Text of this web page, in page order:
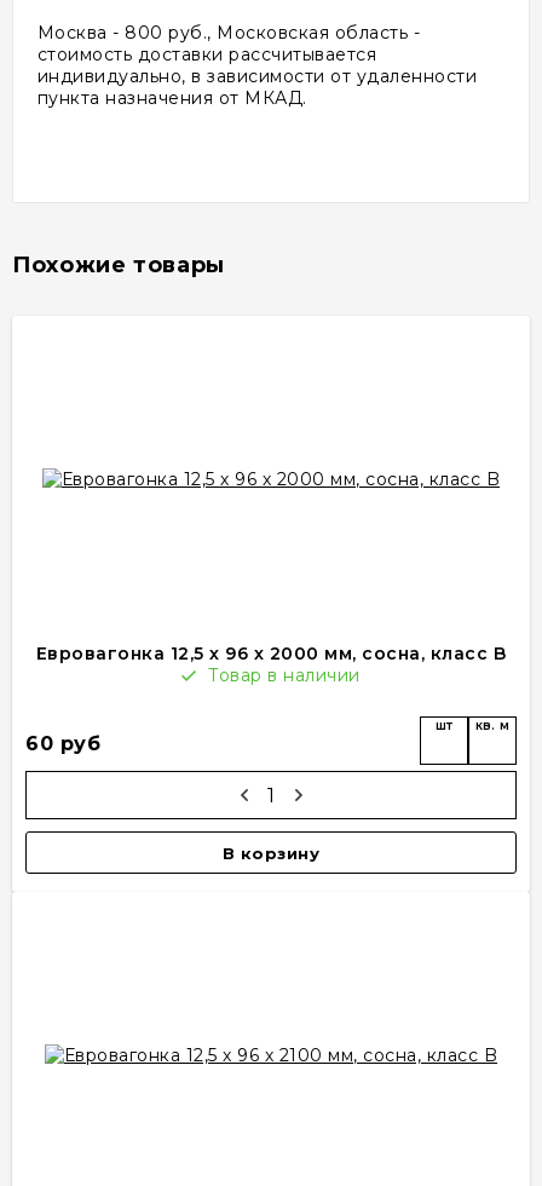
Москва - 800 руб., Московская область -
стоимость доставки рассчитывается
индивидуально, в зависимости от удаленности
пункта назначения от МКАД.
Похожие товары
Евровагонка 12,5 х 96 х 2000 мм, сосна, класс B
Товар в наличии
60 руб
шт кв. м
В корзину